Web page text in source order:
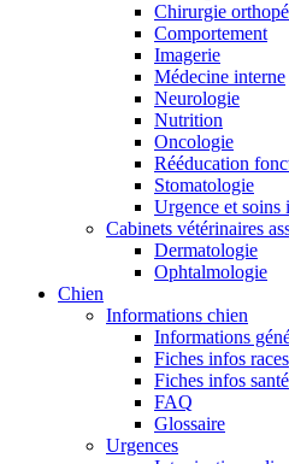
Chirurgie
Comportement
Imagerie
Médecine interne
Neurologie
Nutrition
Oncologie
Rééducation
Stomatologie
Urgence et soins
Cabinets vétérinaires
Dermatologie
Ophtalmologie
Chien
Informations chien
Informations
Fiches infos races
Fiches infos santé
FAQ
Glossaire
Urgences